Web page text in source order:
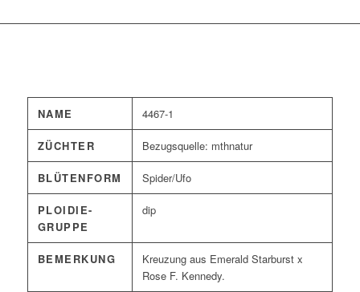
NAME 4467-1
ZÜCHTER Bezugsquelle: mthnatur
BLÜTENFORM Spider/Ufo
PLOIDIE-
GRUPPE
dip
BEMERKUNG
Kreuzung aus Emerald Starburst x
Rose F. Kennedy.